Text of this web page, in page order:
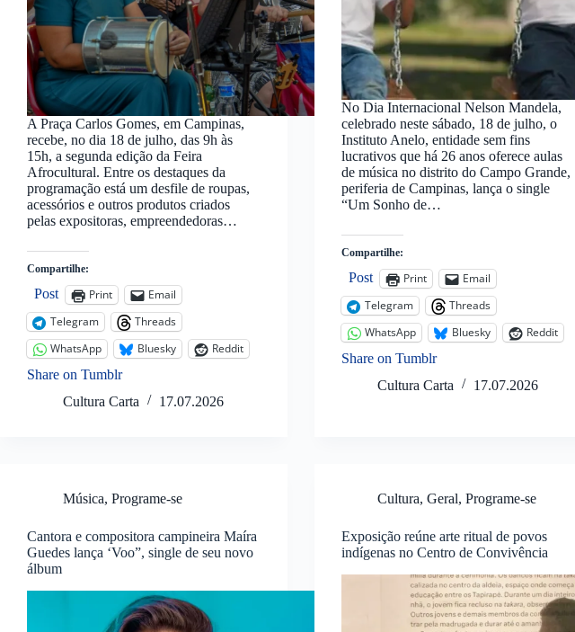
A Praça Carlos Gomes, em Campinas,
recebe, no dia 18 de julho, das 9h às
15h, a segunda edição da Feira
Afrocultural. Entre os destaques da
programação está um desfile de roupas,
acessórios e outros produtos criados
pelas expositoras, empreendedoras…
Compartilhe:
Post Print
Email
Telegram
Threads
WhatsApp
Bluesky
Reddit
Share on Tumblr
Cultura Carta
17.07.2026
No Dia Internacional Nelson Mandela,
celebrado neste sábado, 18 de julho, o
Instituto Anelo, entidade sem fins
lucrativos que há 26 anos oferece aulas
de música no distrito do Campo Grande,
periferia de Campinas, lança o single
“Um Sonho de…
Compartilhe:
Post Print
Email
Telegram
Threads
WhatsApp
Bluesky
Reddit
Share on Tumblr
Cultura Carta
17.07.2026
Música, Programe-se
Cantora e compositora campineira Maíra
Guedes lança ‘Voo”, single de seu novo
álbum
Cultura,Geral,Programe-se
Exposição reúne arte ritual de povos
indígenas no Centro de Convivência